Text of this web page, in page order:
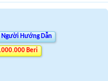
Người Hướng Dẫn
Beri